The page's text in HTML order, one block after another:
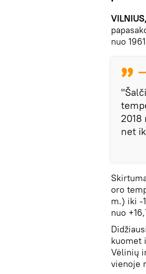
nuo
2018
net
oro
m.) iki -
nuo
kuomet
Vėlinių
vienoje